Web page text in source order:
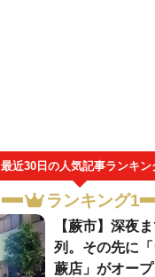
最近30日の人気記事ランキン
ランキング1
【蕨市】深夜
列。その先に
蕨店」がオープ